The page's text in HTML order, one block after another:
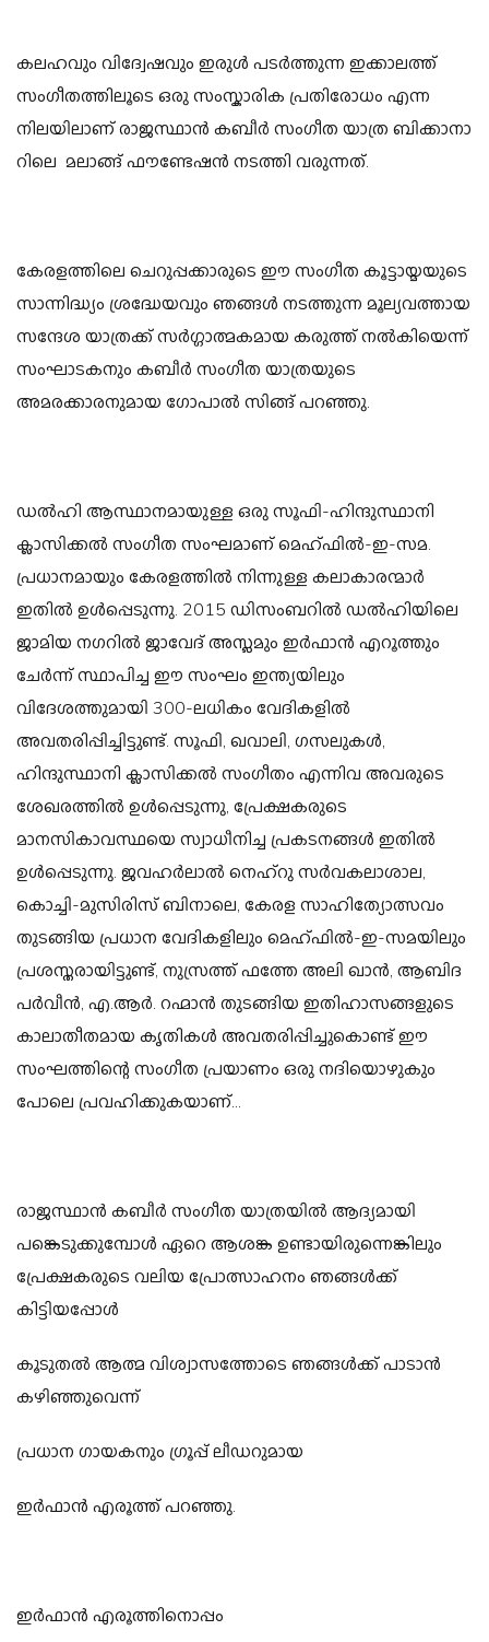
കലഹവും വിദ്വേഷവും ഇരുൾ പടർത്തുന്ന ഇക്കാലത്ത്
സംഗീതത്തിലൂടെ ഒരു സംസ്കാരിക പ്രതിരോധം എന്ന
നിലയിലാണ് രാജസ്ഥാൻ കബീർ സംഗീത യാത്ര ബിക്കാനാ
റിലെ മലാങ്ങ് ഫൗണ്ടേഷൻ നടത്തി വരുന്നത്.
കേരളത്തിലെ ചെറുപ്പക്കാരുടെ ഈ സംഗീത കൂട്ടായ്മയുടെ
സാന്നിദ്ധ്യം ശ്രദ്ധേയവും ഞങ്ങൾ നടത്തുന്ന മൂല്യവത്തായ
സന്ദേശ യാത്രക്ക് സർഗ്ഗാത്മകമായ കരുത്ത് നൽകിയെന്ന്
സംഘാടകനും കബീർ സംഗീത യാത്രയുടെ
അമരക്കാരനുമായ ഗോപാൽ സിങ്ങ് പറഞ്ഞു.
ഡൽഹി ആസ്ഥാനമായുള്ള ഒരു സൂഫി-ഹിന്ദുസ്ഥാനി
ക്ലാസിക്കൽ സംഗീത സംഘമാണ് മെഹ്ഫിൽ-ഇ-സമ.
പ്രധാനമായും കേരളത്തിൽ നിന്നുള്ള കലാകാരന്മാർ
ഇതിൽ ഉൾപ്പെടുന്നു. 2015 ഡിസംബറിൽ ഡൽഹിയിലെ
ജാമിയ നഗറിൽ ജാവേദ് അസ്ലമും ഇർഫാൻ എറൂത്തും
ചേർന്ന് സ്ഥാപിച്ച ഈ സംഘം ഇന്ത്യയിലും
വിദേശത്തുമായി 300-ലധികം വേദികളിൽ
അവതരിപ്പിച്ചിട്ടുണ്ട്. സൂഫി, ഖവാലി, ഗസലുകൾ,
ഹിന്ദുസ്ഥാനി ക്ലാസിക്കൽ സംഗീതം എന്നിവ അവരുടെ
ശേഖരത്തിൽ ഉൾപ്പെടുന്നു, പ്രേക്ഷകരുടെ
മാനസികാവസ്ഥയെ സ്വാധീനിച്ച പ്രകടനങ്ങൾ ഇതിൽ
ഉൾപ്പെടുന്നു. ജവഹർലാൽ നെഹ്‌റു സർവകലാശാല,
കൊച്ചി-മുസിരിസ് ബിനാലെ, കേരള സാഹിത്യോത്സവം
തുടങ്ങിയ പ്രധാന വേദികളിലും മെഹ്ഫിൽ-ഇ-സമയിലും
പ്രശസ്തരായിട്ടുണ്ട്, നുസ്രത്ത് ഫത്തേ അലി ഖാൻ, ആബിദ
പർവീൻ, എ.ആർ. റഹ്മാൻ തുടങ്ങിയ ഇതിഹാസങ്ങളുടെ
കാലാതീതമായ കൃതികൾ അവതരിപ്പിച്ചുകൊണ്ട് ഈ
സംഘത്തിന്റെ സംഗീത പ്രയാണം ഒരു നദിയൊഴുകും
പോലെ പ്രവഹിക്കുകയാണ്...
രാജസ്ഥാൻ കബീർ സംഗീത യാത്രയിൽ ആദ്യമായി
പങ്കെടുക്കുമ്പോൾ ഏറെ ആശങ്ക ഉണ്ടായിരുന്നെങ്കിലും
പ്രേക്ഷകരുടെ വലിയ പ്രോത്സാഹനം ഞങ്ങൾക്ക്
കിട്ടിയപ്പോൾ
കൂടുതൽ ആത്മ വിശ്വാസത്തോടെ ഞങ്ങൾക്ക് പാടാൻ
കഴിഞ്ഞുവെന്ന്
പ്രധാന ഗായകനും ഗ്രൂപ്പ് ലീഡറുമായ
ഇർഫാൻ എരൂത്ത് പറഞ്ഞു.
ഇർഫാൻ എരൂത്തിനൊപ്പം